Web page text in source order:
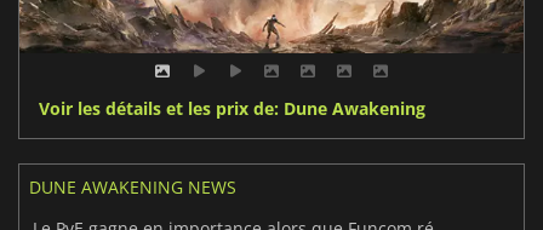
Voir les détails et les prix de: Dune Awakening
DUNE AWAKENING NEWS